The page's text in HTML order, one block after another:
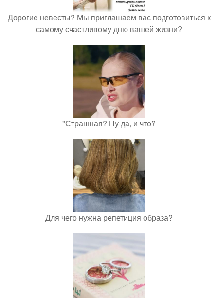
Дорогие невесты? Мы приглашаем вас подготовиться к
самому счастливому дню вашей жизни?
"Страшная? Ну да, и что?
Для чего нужна репетиция образа?